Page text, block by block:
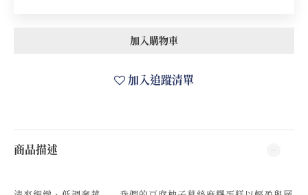
加入購物車
加入追蹤清單
商品描述